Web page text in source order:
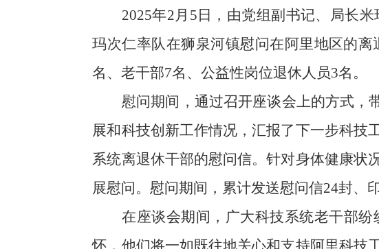
2025年2 月 5 日，由党组副书记、局长
玛次仁率队在狮泉河镇慰问在阿里地区的
名、老干部7名、公益性岗位退休人员3名。
慰问期间，通过召开座谈会上的方式，
展和科技创新工作情况，汇报了下一步科技
系统离退休干部的慰问信。针对身体健康状
展慰问。慰问期间，累计发送慰问信24封、
在座谈会期间，广大科技系统老干部
怀，他们将一如既往地关心和支持阿里科技